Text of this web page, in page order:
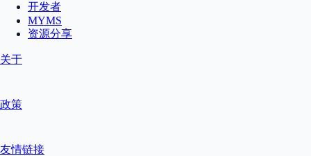
开发者
MYMS
资源分享
关于
政策
友情链接